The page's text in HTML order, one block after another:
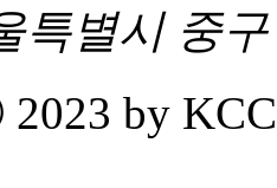
특별시 중
by